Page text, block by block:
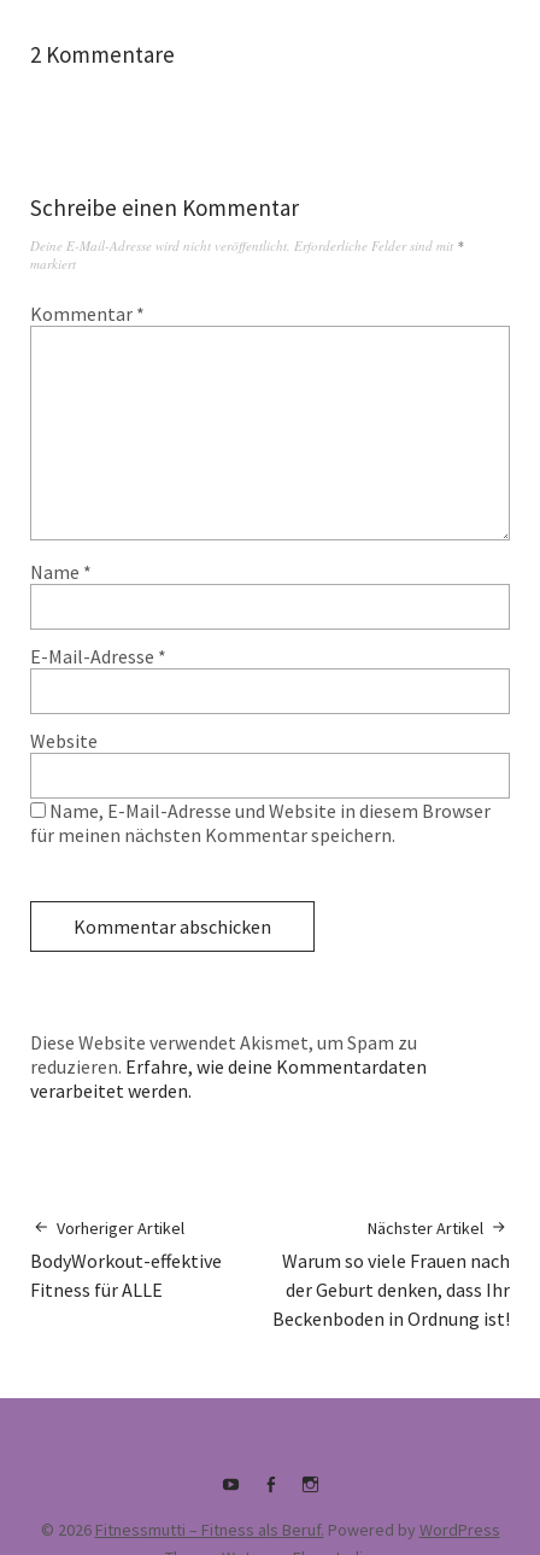
2 Kommentare
Schreibe einen Kommentar
Deine E-Mail-Adresse wird nicht veröffentlicht. Erforderliche Felder sind mit *
markiert
Kommentar *
Name *
E-Mail-Adresse *
Website
Name, E-Mail-Adresse und Website in diesem Browser
für meinen nächsten Kommentar speichern.
Diese Website verwendet Akismet, um Spam zu
reduzieren. Erfahre, wie deine Kommentardaten
verarbeitet werden.
Vorheriger Artikel
BodyWorkout-effektive
Fitness für ALLE
Nächster Artikel
Warum so viele Frauen nach
der Geburt denken, dass Ihr
Beckenboden in Ordnung ist!
YoutubeFacebooksupermamafitnessakademie
© 2026 Fitnessmutti – Fitness als Beruf. Powered by WordPress